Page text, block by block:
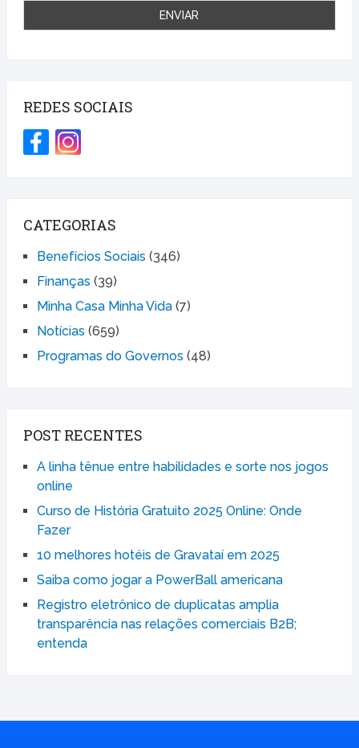
REDES SOCIAIS
CATEGORIAS
Benefícios Sociais (346)
Finanças (39)
Minha Casa Minha Vida(7)
Notícias (659)
Programas do Governos (48)
POST RECENTES
A linha tênue entre habilidades e sorte nos jogos
online
Curso de História Gratuito 2025 Online: Onde
Fazer
10 melhores hotéis de Gravataí em 2025
Saiba como jogar a PowerBall americana
Registro eletrônico de duplicatas amplia
transparência nas relações comerciais B2B;
entenda